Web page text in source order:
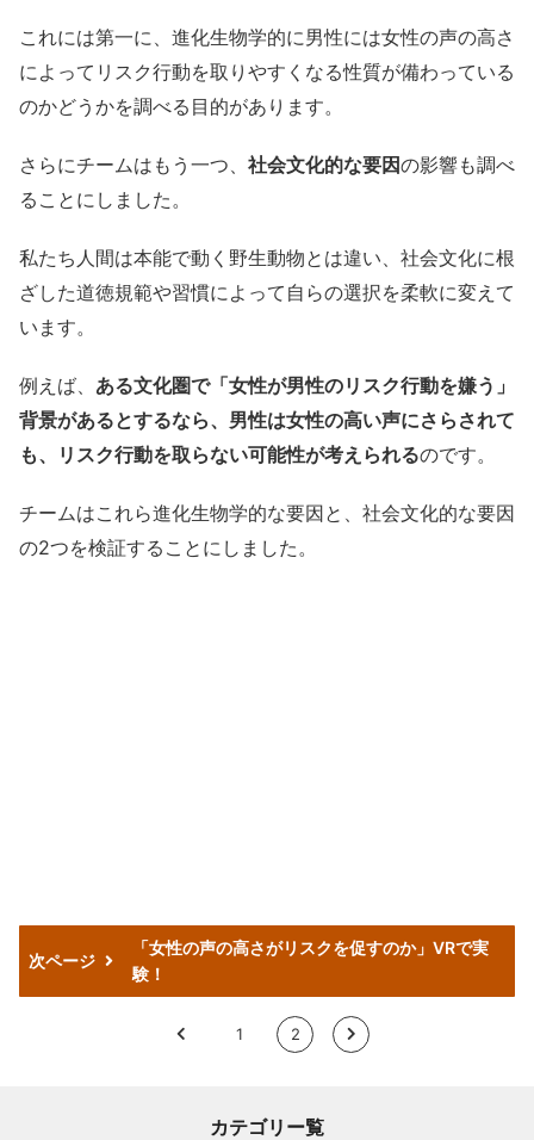
これには第一に、進化生物学的に男性には女性の声の高さ
によってリスク行動を取りやすくなる性質が備わっている
のかどうかを調べる目的があります。
さらにチームはもう一つ、 社会文化的な要因の影響も調べ
ることにしました。
私たち人間は本能で動く野生動物とは違い、社会文化に根
ざした道徳規範や習慣によって自らの選択を柔軟に変えて
います。
例えば、 ある文化圏で「女性が男性のリスク行動を嫌う」
背景があるとするなら、男性は女性の高い声にさらされて
も、リスク行動を取らない可能性が考えられるのです。
チームはこれら進化生物学的な要因と、社会文化的な要因
の2つを検証することにしました。
次ページ
「女性の声の高さがリスクを促すのか」VRで実
験！
< 1 2 >
カテゴリー覧